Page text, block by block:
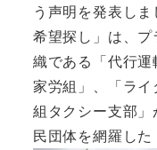
う声明を発表し
希望探し」は、
織である「代行
家労組」、「ラ
組タクシー支部
民団体を網羅した